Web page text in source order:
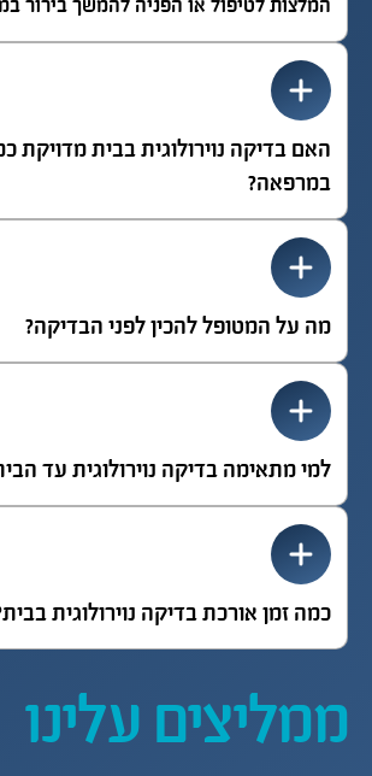
המלצות לטיפול או הפניה להמשך בירור
האם בדיקה נוירולוגית בבית מדויקת
במרפאה?
מה על המטופל להכין לפני הבדיקה?
למי מתאימה בדיקה נוירולוגית עד
כמה זמן אורכת בדיקה נוירולוגית
ממליצים עלינו